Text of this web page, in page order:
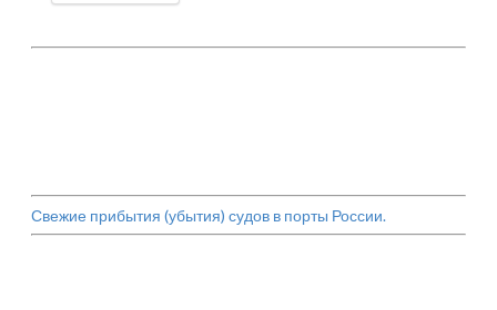
Свежие прибытия (убытия) судов в порты России.